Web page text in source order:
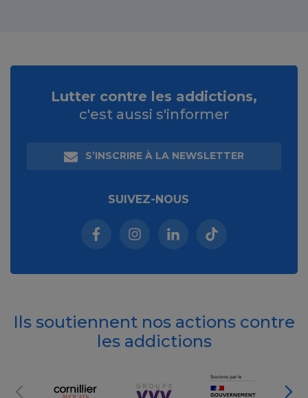
Lutter contre les addictions,
c'est aussi s'informer
S’INSCRIRE À LA NEWSLETTER
SUIVEZ-NOUS
Facebook (nouvelle fenêtre)
Instagram (nouvelle fenêtre)
Linkedin (nouvelle
Tiktok (nouvelle
Ils soutiennent nos actions contre
les addictions